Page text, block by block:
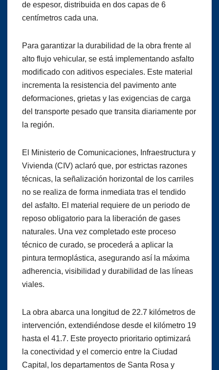
de espesor, distribuida en dos capas de 6
centímetros cada una.
Para garantizar la durabilidad de la obra frente al
alto flujo vehicular, se está implementando asfalto
modificado con aditivos especiales. Este material
incrementa la resistencia del pavimento ante
deformaciones, grietas y las exigencias de carga
del transporte pesado que transita diariamente por
la región.
El Ministerio de Comunicaciones, Infraestructura y
Vivienda (CIV) aclaró que, por estrictas razones
técnicas, la señalización horizontal de los carriles
no se realiza de forma inmediata tras el tendido
del asfalto. El material requiere de un periodo de
reposo obligatorio para la liberación de gases
naturales. Una vez completado este proceso
técnico de curado, se procederá a aplicar la
pintura termoplástica, asegurando así la máxima
adherencia, visibilidad y durabilidad de las líneas
viales.
La obra abarca una longitud de 22.7 kilómetros de
intervención, extendiéndose desde el kilómetro 19
hasta el 41.7. Este proyecto prioritario optimizará
la conectividad y el comercio entre la Ciudad
Capital, los departamentos de Santa Rosa y